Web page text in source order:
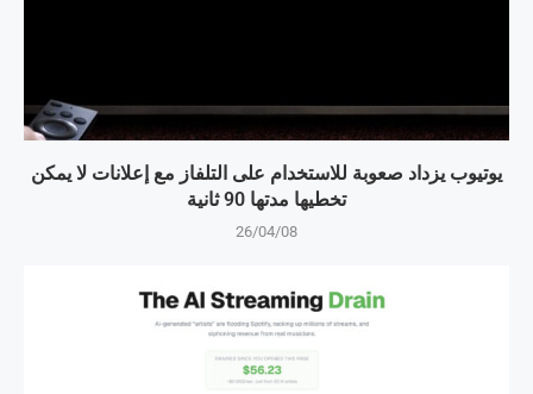
يوتيوب يزداد صعوبة للاستخدام على التلفاز مع إعلانات لا يمكن
تخطيها مدتها 90 ثانية
26/04/08